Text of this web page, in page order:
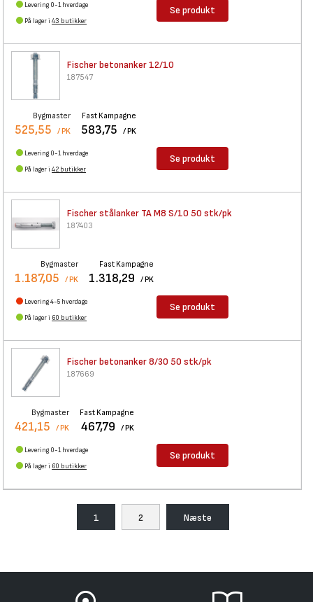
Levering 0-1 hverdage
På lager i 43 butikker
Se produkt
Fischer betonanker 12/10
187547
Bygmaster
525,55 / PK
Fast Kampagne
583,75 / PK
Levering 0-1 hverdage
På lager i 42 butikker
Se produkt
Fischer stålanker TA M8 S/10 50 stk/pk
187403
Bygmaster
1.187,05 / PK
Fast Kampagne
1.318,29 / PK
Levering 4-5 hverdage
På lager i 60 butikker
Se produkt
Fischer betonanker 8/30 50 stk/pk
187669
Bygmaster
421,15 / PK
Fast Kampagne
467,79 / PK
Levering 0-1 hverdage
På lager i 60 butikker
Se produkt
1 2 Næste